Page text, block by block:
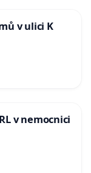
v ulici K
v nemocnici